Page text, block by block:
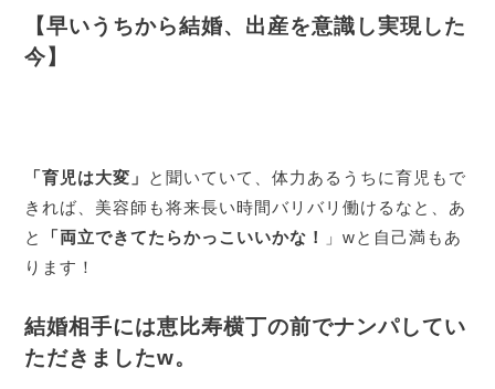
【早いうちから結婚、出産を意識し実現した
今】
「育児は大変」 と聞いていて、体力あるうちに育児もで
きれば、美容師も将来長い時間バリバリ働けるなと、あ
と
「両立できてたらかっこいいかな！
」wと自己満もあ
ります！
結婚相手には恵比寿横丁の前でナンパしてい
ただきましたw。